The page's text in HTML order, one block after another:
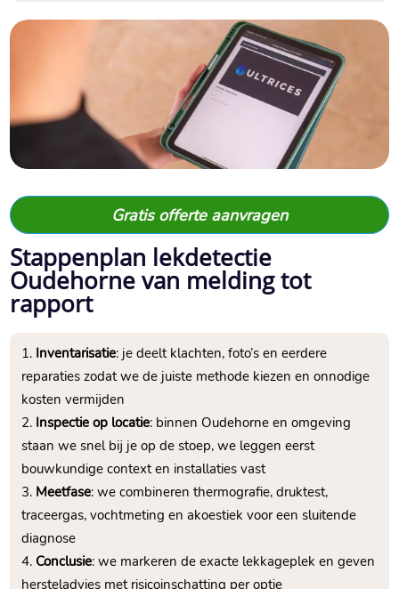
Gratis offerte aanvragen
Stappenplan lekdetectie
Oudehorne van melding tot
rapport
Inventarisatie: je deelt klachten, foto’s en eerdere
reparaties zodat we de juiste methode kiezen en onnodige
kosten vermijden
Inspectie op locatie: binnen Oudehorne en omgeving
staan we snel bij je op de stoep, we leggen eerst
bouwkundige context en installaties vast
Meetfase: we combineren thermografie, druktest,
traceergas, vochtmeting en akoestiek voor een sluitende
diagnose
Conclusie: we markeren de exacte lekkageplek en geven
hersteladvies met risicoinschatting per optie